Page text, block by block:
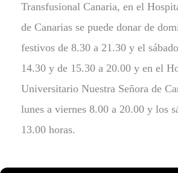
Transfusional Canaria, en el
de Canarias se puede donar de
festivos de 8.30 a 21.30 y el
14.30 y de 15.30 a 20.00 y en el
Universitario Nuestra Señora de
lunes a viernes 8.00 a 20.00 y los
13.00 horas.